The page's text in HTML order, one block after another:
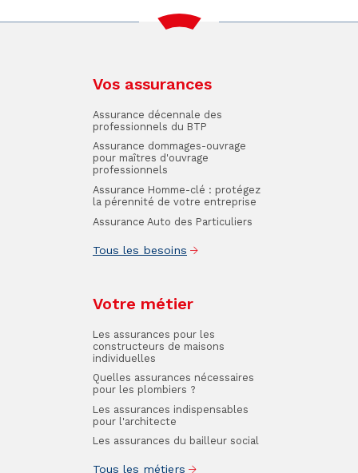
Vos assurances
Assurance décennale des
professionnels du BTP
Assurance dommages-ouvrage
pour maîtres d'ouvrage
professionnels
Assurance Homme-clé : protégez
la pérennité de votre entreprise
Assurance Auto des Particuliers
Tous les besoins
Votre métier
Les assurances pour les
constructeurs de maisons
individuelles
Quelles assurances nécessaires
pour les plombiers ?
Les assurances indispensables
pour l'architecte
Les assurances du bailleur social
Tous les métiers